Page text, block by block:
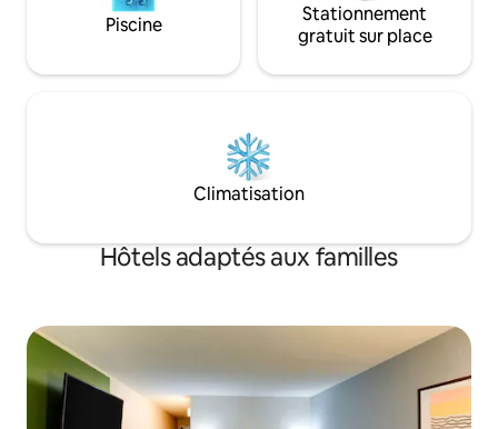
Piscine
Stationnement
gratuit sur place
Climatisation
Hôtels adaptés aux familles